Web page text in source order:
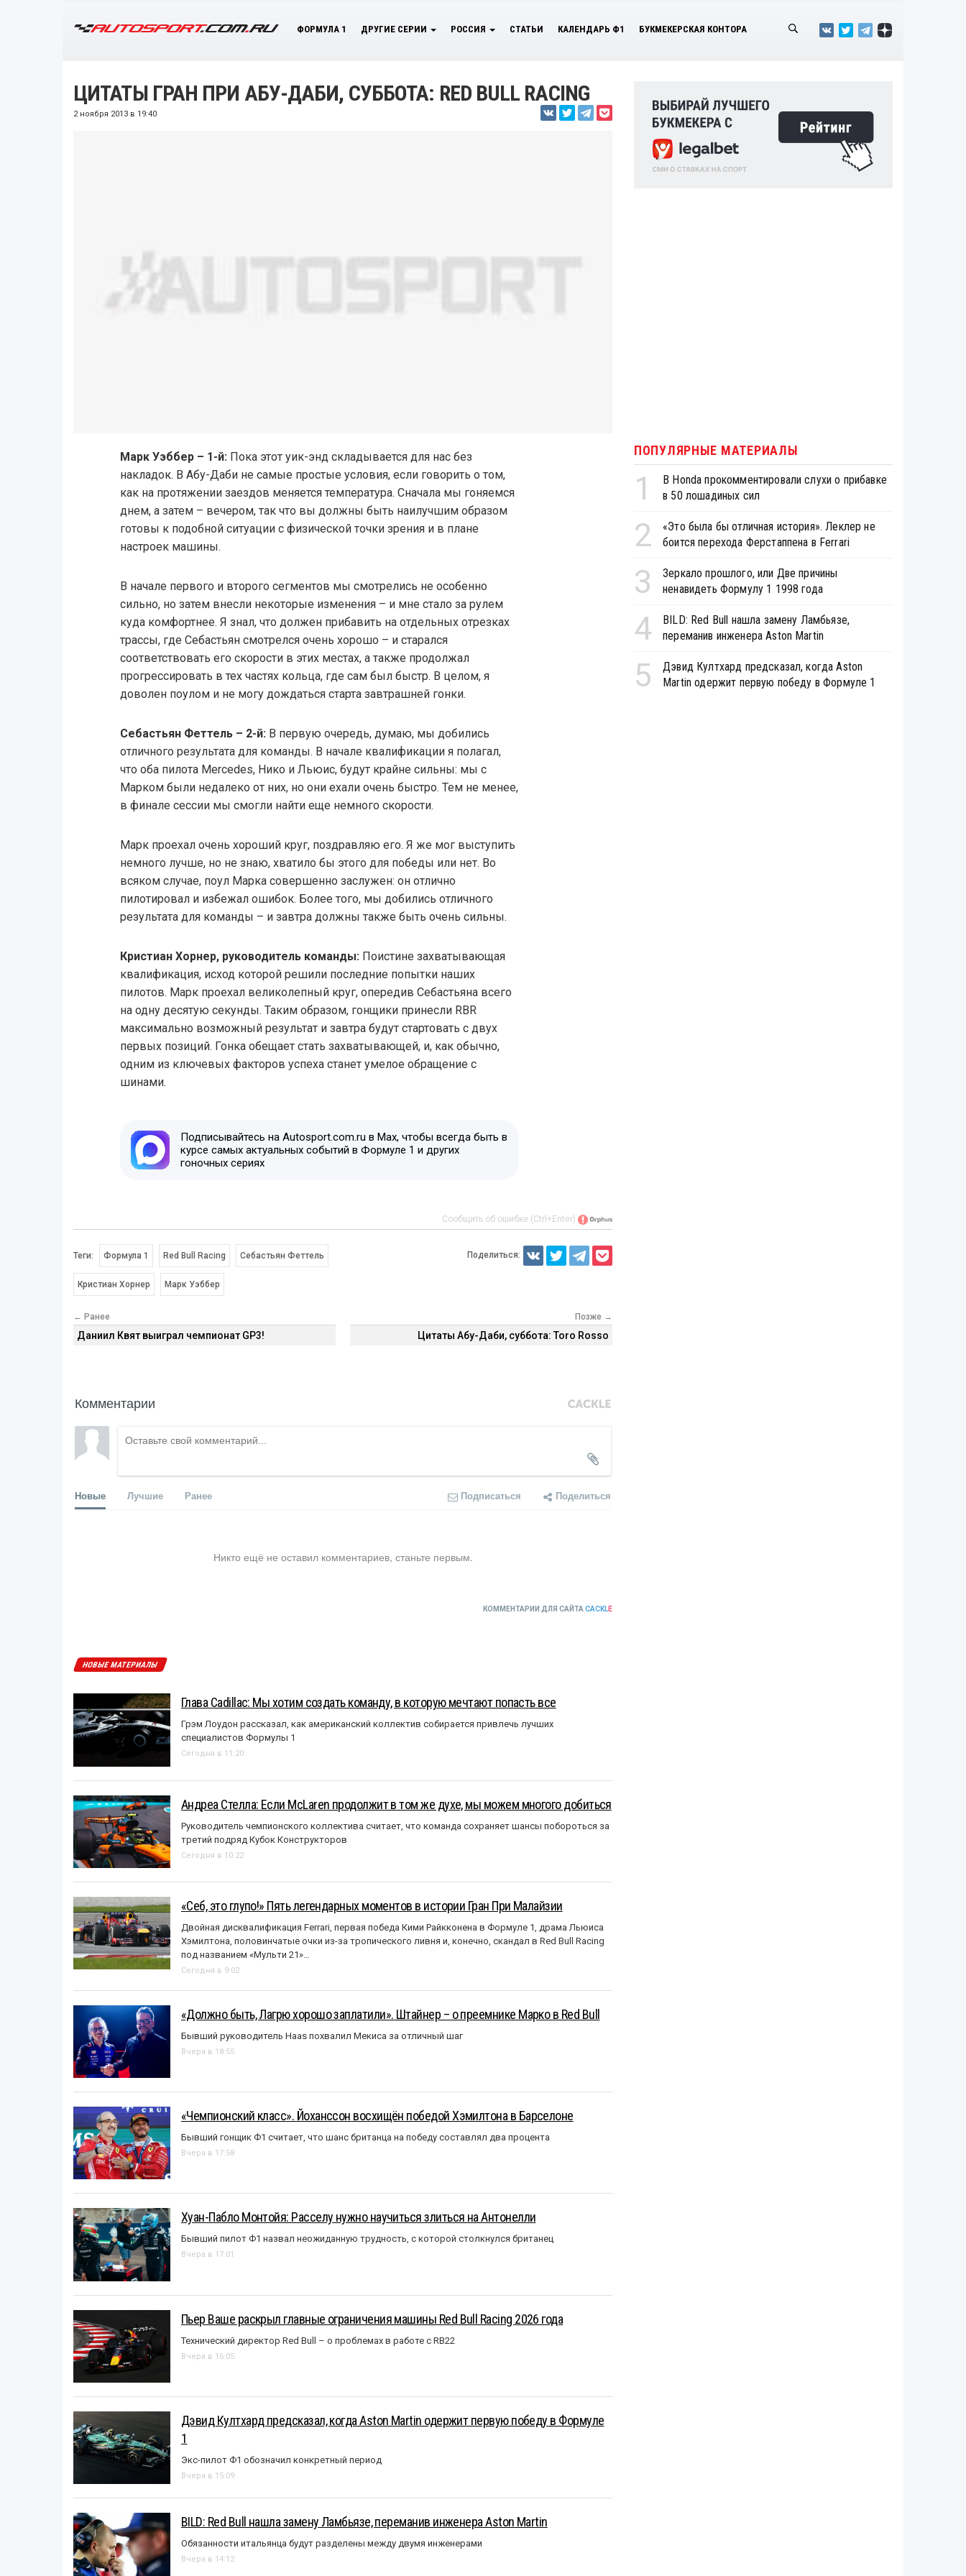
ФОРМУЛА 1 ДРУГИЕ СЕРИИ РОССИЯ СТАТЬИ КАЛЕНДАРЬ Ф1 БУКМЕКЕРСКАЯ КОНТОРА
ЦИТАТЫ ГРАН ПРИ АБУ-ДАБИ, СУББОТА: RED BULL RACING
2 ноября 2013 в 19:40
Марк Уэббер – 1-й:Пока этот уик-энд складывается для нас без
накладок. В Абу-Даби не самые простые условия, если говорить о том,
как на протяжении заездов меняется температура. Сначала мы гоняемся
днем, а затем – вечером, так что вы должны быть наилучшим образом
готовы к подобной ситуации с физической точки зрения и в плане
настроек машины.
В начале первого и второго сегментов мы смотрелись не особенно
сильно, но затем внесли некоторые изменения – и мне стало за рулем
куда комфортнее. Я знал, что должен прибавить на отдельных отрезках
трассы, где Себастьян смотрелся очень хорошо – и старался
соответствовать его скорости в этих местах, а также продолжал
прогрессировать в тех частях кольца, где сам был быстр. В целом, я
доволен поулом и не могу дождаться старта завтрашней гонки.
Себастьян Феттель – 2-й:В первую очередь, думаю, мы добились
отличного результата для команды. В начале квалификации я полагал,
что оба пилота Mercedes, Нико и Льюис, будут крайне сильны: мы с
Марком были недалеко от них, но они ехали очень быстро. Тем не менее,
в финале сессии мы смогли найти еще немного скорости.
Марк проехал очень хороший круг, поздравляю его. Я же мог выступить
немного лучше, но не знаю, хватило бы этого для победы или нет. Во
всяком случае, поул Марка совершенно заслужен: он отлично
пилотировал и избежал ошибок. Более того, мы добились отличного
результата для команды – и завтра должны также быть очень сильны.
Кристиан Хорнер, руководитель команды:Поистине захватывающая
квалификация, исход которой решили последние попытки наших
пилотов. Марк проехал великолепный круг, опередив Себастьяна всего
на одну десятую секунды. Таким образом, гонщики принесли RBR
максимально возможный результат и завтра будут стартовать с двух
первых позиций. Гонка обещает стать захватывающей, и, как обычно,
одним из ключевых факторов успеха станет умелое обращение с
шинами.
Подписывайтесь на Autosport.com.ru в Max, чтобы всегда быть в
курсе самых актуальных событий в Формуле 1 и других
гоночных сериях
Сообщить об ошибке (Ctrl+Enter)
Теги: Формула 1 Red Bull Racing Себастьян Феттель
Кристиан Хорнер Марк Уэббер
Поделиться:
← Ранее
Даниил Квят выиграл чемпионат GP3!
Позже →
Цитаты Абу-Даби, суббота: Toro Rosso
Комментарии
Новые Лучшие Ранее Подписаться Поделиться
Никто ещё не оставил комментариев, станьте первым.
КОММЕНТАРИИ ДЛЯ САЙТАCACKLE
НОВЫЕ МАТЕРИАЛЫ
Глава Cadillac: Мы хотим создать команду, в которую мечтают попасть все
Грэм Лоудон рассказал, как американский коллектив собирается привлечь лучших
специалистов Формулы 1
Сегодня в 11:20
Андреа Стелла: Если McLaren продолжит в том же духе, мы можем многого добиться
Руководитель чемпионского коллектива считает, что команда сохраняет шансы побороться за
третий подряд Кубок Конструкторов
Сегодня в 10:22
«Себ, это глупо!» Пять легендарных моментов в истории Гран При Малайзии
Двойная дисквалификация Ferrari, первая победа Кими Райкконена в Формуле 1, драма Льюиса
Хэмилтона, половинчатые очки из-за тропического ливня и, конечно, скандал в Red Bull Racing
под названием «Mульти 21»…
Сегодня в 9:02
«Должно быть, Лагрю хорошо заплатили». Штайнер – о преемнике Марко в Red Bull
Бывший руководитель Haas похвалил Мекиса за отличный шаг
Вчера в 18:55
«Чемпионский класс». Йоханссон восхищён победой Хэмилтона в Барселоне
Бывший гонщик Ф1 считает, что шанс британца на победу составлял два процента
Вчера в 17:58
Хуан-Пабло Монтойя: Расселу нужно научиться злиться на Антонелли
Бывший пилот Ф1 назвал неожиданную трудность, с которой столкнулся британец
Вчера в 17:01
Пьер Ваше раскрыл главные ограничения машины Red Bull Racing 2026 года
Технический директор Red Bull – о проблемах в работе с RB22
Вчера в 16:05
Дэвид Култхард предсказал, когда Aston Martin одержит первую победу в Формуле
1
Экс-пилот Ф1 обозначил конкретный период
Вчера в 15:09
BILD: Red Bull нашла замену Ламбьязе, переманив инженера Aston Martin
Обязанности итальянца будут разделены между двумя инженерами
Вчера в 14:12
ПОПУЛЯРНЫЕ МАТЕРИАЛЫ
1
В Honda прокомментировали слухи о прибавке
в 50 лошадиных сил
2
«Это была бы отличная история». Леклер не
боится перехода Ферстаппена в Ferrari
3
Зеркало прошлого, или Две причины
ненавидеть Формулу 1 1998 года
4
BILD: Red Bull нашла замену Ламбьязе,
переманив инженера Aston Martin
5
Дэвид Култхард предсказал, когда Aston
Martin одержит первую победу в Формуле 1